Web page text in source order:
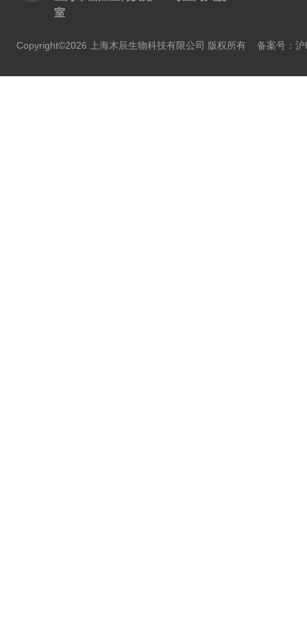
室
Copyright©2026 上海木辰生物科技有限公司 版权所有 备案号：